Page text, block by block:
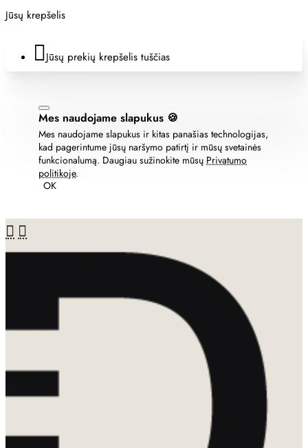
Jūsų krepšelis
Jūsų prekių krepšelis tuščias
Mes naudojame slapukus 🍪
Mes naudojame slapukus ir kitas panašias technologijas,
kad pagerintume jūsų naršymo patirtį ir mūsų svetainės
funkcionalumą. Daugiau sužinokite mūsų Privatumo
politikoje.
OK